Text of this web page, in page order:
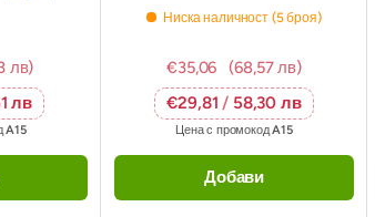
лв)
лв
A15
Ниска наличност (5 броя)
€35,06
(68,57 лв)
€29,81 / 58,30 лв
Цена с промокодA15
Добави